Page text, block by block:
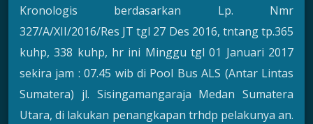
Kronologis berdasarkan Lp. Nmr
327/A/XII/2016/Res JT tgl 27 Des 2016, tntang tp.365
kuhp, 338 kuhp, hr ini Minggu tgl 01 Januari 2017
sekira jam : 07.45 wib di Pool Bus ALS (Antar Lintas
Sumatera) jl. Sisingamangaraja Medan Sumatera
Utara, di lakukan penangkapan trhdp pelakunya an.